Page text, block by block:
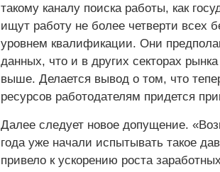
такому каналу поиска работы, как
ищут работу не более четверти всех
уровнем квалификации. Они
данных, что и в других секторах
выше. Делается вывод о том, что
ресурсов работодателям придется
Далее следует новое допущение.
года уже начали испытывать такое
привело к ускорению роста